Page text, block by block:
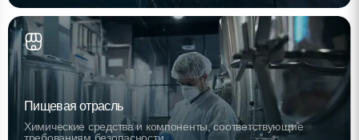
Пищевая отрасль
Химические средства и компоненты, соответствующие
требованиям безопасности.